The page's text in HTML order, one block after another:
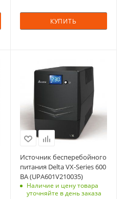
Способ монтажа
Напольный
мощности (PF)
Да
Вес, кг
КУПИТЬ
Тип корпуса
для установки/
крепления на пол
Количество фаз
Line-interactive
Автономия
кратковременная
Источник бесперебойного
питания Delta VX-Series 600
ВА (UPA601V210035)
Наличие и цену товара
уточняйте в день заказа